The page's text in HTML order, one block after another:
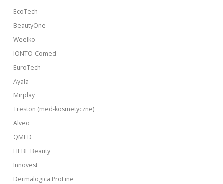
EcoTech
BeautyOne
Weelko
IONTO-Comed
EuroTech
Ayala
Mirplay
Treston (med-kosmetyczne)
Alveo
QMED
HEBE Beauty
Innovest
Dermalogica ProLine